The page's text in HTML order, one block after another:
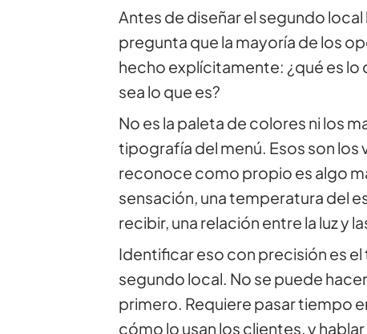
Antes de diseñar el segundo
pregunta que la mayoría de los
hecho explícitamente: ¿qué es lo
sea lo que es?
No es la paleta de colores ni los
tipografía del menú. Esos son los
reconoce como propio es algo
sensación, una temperatura del
recibir, una relación entre la luz y
Identificar eso con precisión es
segundo local. No se puede
primero. Requiere pasar tiempo
cómo lo usan los clientes, y